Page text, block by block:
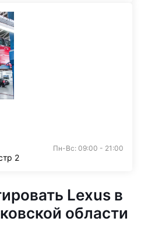
Пн-Вс: 09:00 - 21:00
2
Lexus в
области